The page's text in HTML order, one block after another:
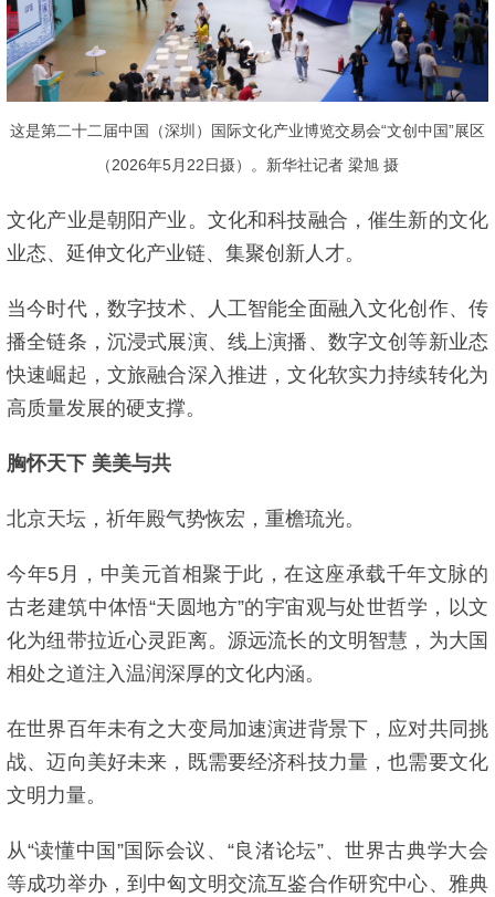
这是第二十二届中国（深圳）国际文化产业博览交易会“文创中国”展区
（2026年5月22日摄）。新华社记者 梁旭 摄
文化产业是朝阳产业。文化和科技融合，催生新的文化
业态、延伸文化产业链、集聚创新人才。
当今时代，数字技术、人工智能全面融入文化创作、传
播全链条，沉浸式展演、线上演播、数字文创等新业态
快速崛起，文旅融合深入推进，文化软实力持续转化为
高质量发展的硬支撑。
胸怀天下 美美与共
北京天坛，祈年殿气势恢宏，重檐琉光。
今年5月，中美元首相聚于此，在这座承载千年文脉的
古老建筑中体悟“天圆地方”的宇宙观与处世哲学，以文
化为纽带拉近心灵距离。源远流长的文明智慧，为大国
相处之道注入温润深厚的文化内涵。
在世界百年未有之大变局加速演进背景下，应对共同挑
战、迈向美好未来，既需要经济科技力量，也需要文化
文明力量。
从“读懂中国”国际会议、“良渚论坛”、世界古典学大会
等成功举办，到中匈文明交流互鉴合作研究中心、雅典